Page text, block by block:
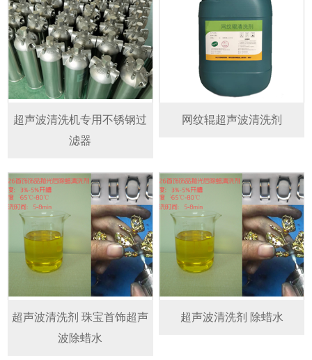
超声波清洗机专用不锈钢过
滤器
网纹辊超声波清洗剂
超声波清洗剂 珠宝首饰超声
波除蜡水
超声波清洗剂 除蜡水